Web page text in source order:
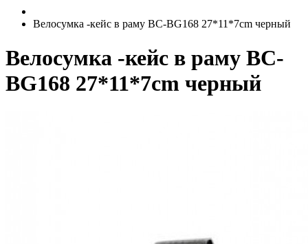
Велосумка -кейс в раму BC-BG168 27*11*7cm черный
Велосумка -кейс в раму BC-
BG168 27*11*7cm черный